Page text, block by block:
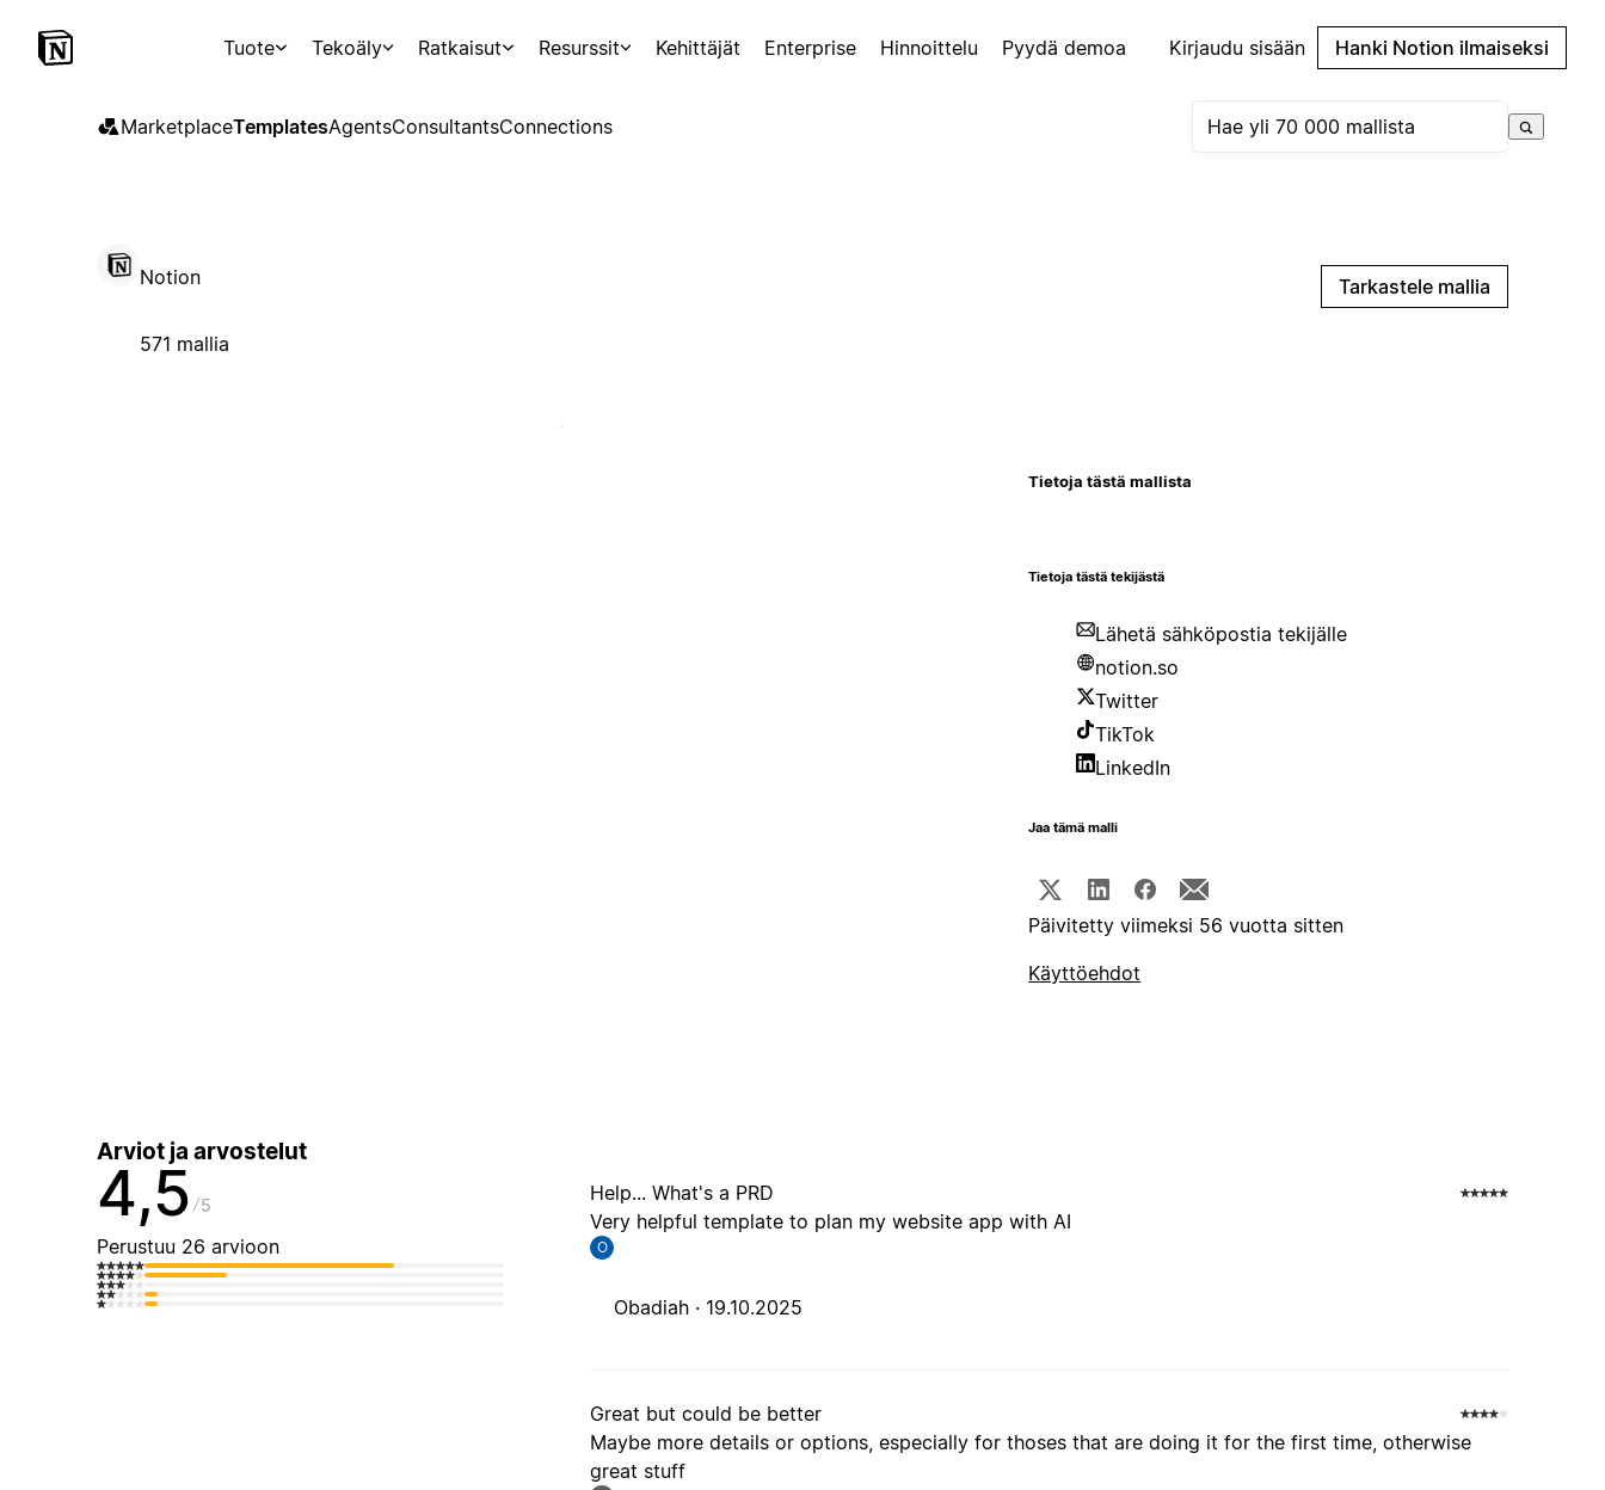
Tuote Tekoäly Ratkaisut Resurssit Kehittäjät Enterprise Hinnoittelu Pyydä demoa Kirjaudu sisään Hanki Notion ilmaiseksi
MarketplaceTemplatesAgentsConsultantsConnections
Notion
571 mallia
Tarkastele mallia
Tietoja tästä mallista
Tietoja tästä tekijästä
Lähetä sähköpostia tekijälle
notion.so
Twitter
TikTok
LinkedIn
Jaa tämä malli
Päivitetty viimeksi 56 vuotta sitten
Käyttöehdot
Arviot ja arvostelut
4,5 5
Perustuu 26 arvioon
Help... What's a PRD
Very helpful template to plan my website app with AI
O
Obadiah · 19.10.2025
Great but could be better
Maybe more details or options, especially for thoses that are doing it for the first time, otherwise
great stuff